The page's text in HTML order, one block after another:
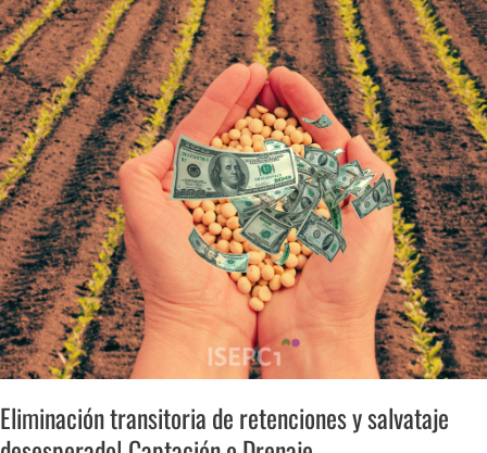
Eliminación transitoria de retenciones y salvataje
transitoria
de
retenciones
y
salvataje
desesperado|
Captación
o
Drenaje